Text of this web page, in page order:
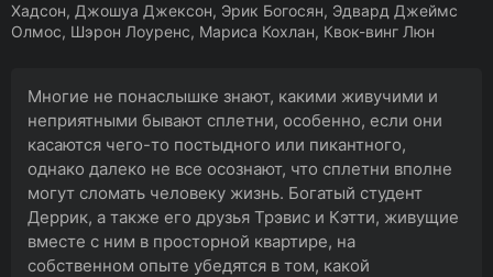
Хадсон, Джошуа Джексон, Эрик Богосян, Эдвард Джеймс
Олмос, Шэрон Лоуренс, Мариса Кохлан, Квок-винг Люн
Многие не понаслышке знают, какими живучими и
неприятными бывают сплетни, особенно, если они
касаются чего-то постыдного или пикантного,
однако далеко не все осознают, что сплетни вполне
могут сломать человеку жизнь. Богатый студент
Деррик, а также его друзья Трэвис и Кэтти, живущие
вместе с ним в просторной квартире, на
собственном опыте убедятся в том, какой